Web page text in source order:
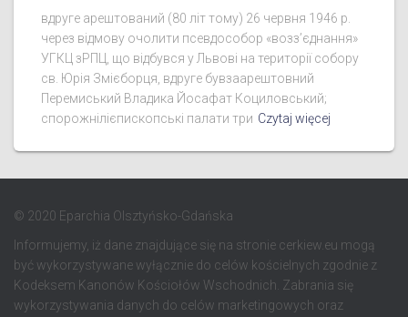
вдруге арештований (80 літ тому) 26 червня 1946 р.
через відмову очолити псевдособор «возз’єднання»
УГКЦ зРПЦ, що відбувся у Львові на території собору
св. Юрія Змієборця, вдруге бувзаарештовний
Перемиський Владика Йосафат Коциловський;
спорожнілієпископські палати три Czytaj więcej
© 2020 Eparchia Olsztyńsko-Gdańska
Informujemy, iż dane znajdujące się na stronie cerkiew.eu mogą
być wykorzystywane wyłącznie do celów kościelnych zgodnie z
Kodeksem Kanonów Kościołów Wschodnich. Zabrania się
wykorzystywania danych do celów marketingowych oraz